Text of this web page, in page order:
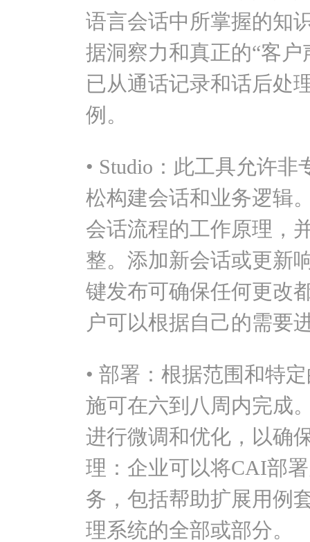
语言会话中所掌握的知
据洞察力和真正的“客
已从通话记录和话后处
例。
• Studio：此工具允许
松构建会话和业务逻辑
会话流程的工作原理，
整。添加新会话或更新
键发布可确保任何更改
户可以根据自己的需要
• 部署：根据范围和特
施可在六到八周内完成
进行微调和优化，以确
理：企业可以将CAI部
务，包括帮助扩展用例
理系统的全部或部分。